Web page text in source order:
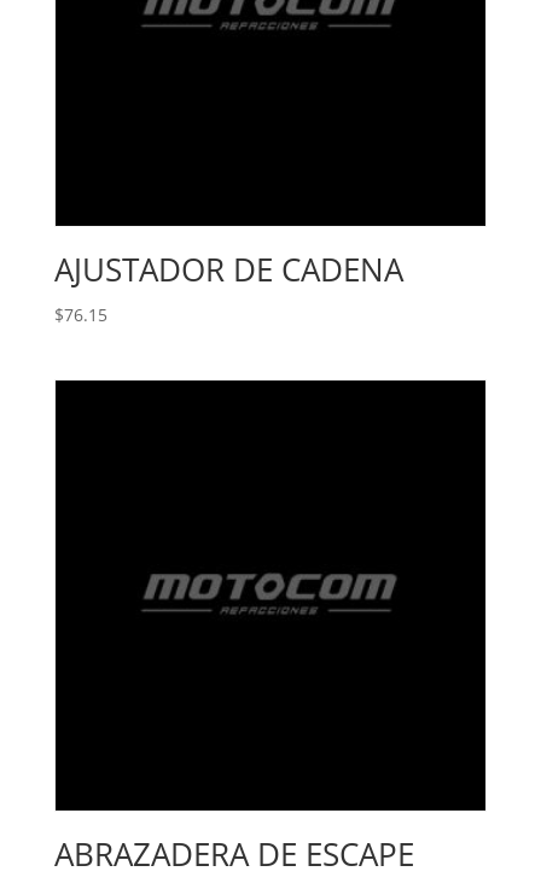
AJUSTADOR DE CADENA
$76.15
ABRAZADERA DE ESCAPE